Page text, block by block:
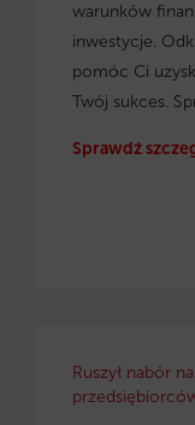
warunków
inwestycje.
pomóc Ci
Twój sukces.
Sprawdź
Ruszył nabór